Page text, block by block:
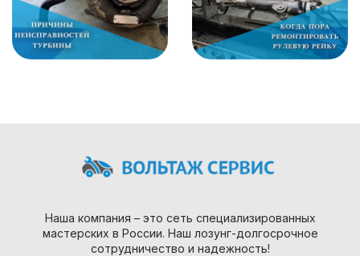
Наша компания – это сеть специализированных
мастерских в России. Наш лозунг-долгосрочное
сотрудничество и надежность!